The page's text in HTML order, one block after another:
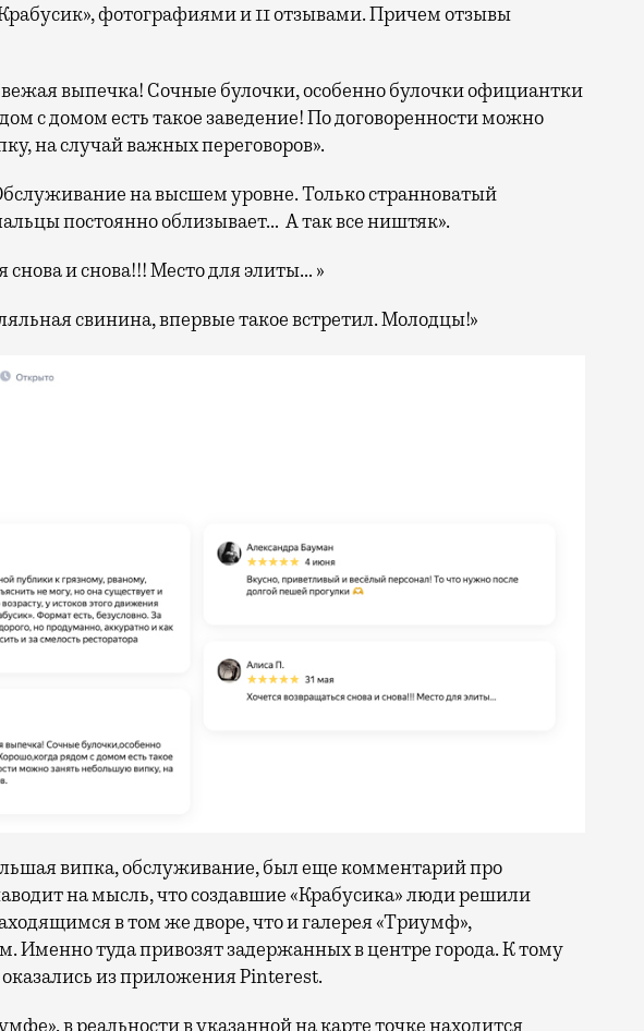
фотографиями и 11 отзывами. Причем отзывы
выпечка! Сочные булочки, особенно булочки официантки
с домом есть такое заведение! По договоренности можно
на случай важных переговоров».
на высшем уровне. Только странноватый
постоянно облизывает… А так все ништяк».
снова и снова!!! Место для элиты… »
свинина, впервые такое встретил. Молодцы!»
випка, обслуживание, был еще комментарий про
на мысль, что создавшие «Крабусика» люди решили
в том же дворе, что и галерея «Триумф»,
Именно туда привозят задержанных в центре города. К тому
из приложения Pinterest.
в реальности в указанной на карте точке находится